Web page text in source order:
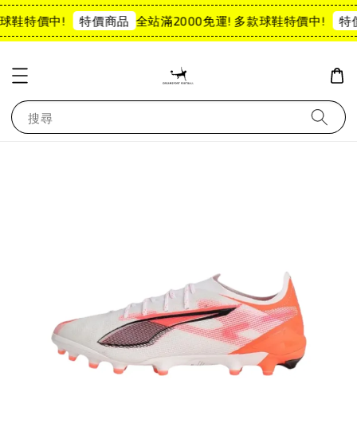
鞋特價中! 特價商品 全站滿2000免運! 多款球鞋特價中! 特
搜尋